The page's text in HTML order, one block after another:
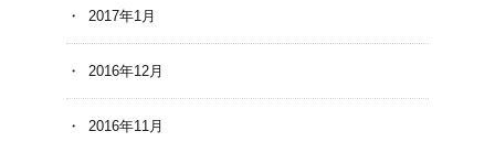
2017年1月
2016年12月
2016年11月